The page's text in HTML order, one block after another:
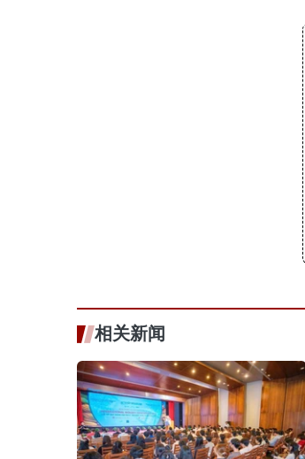
相关新闻